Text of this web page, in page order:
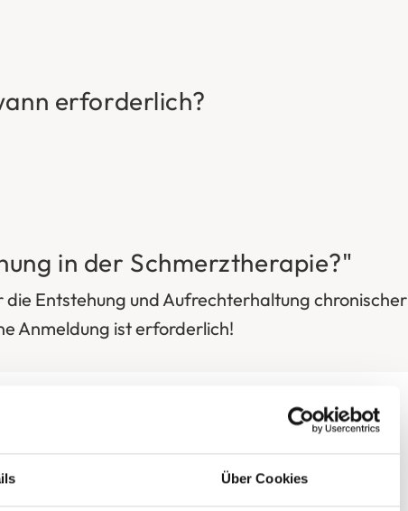
Über Cookies
erforderlich?
in der Schmerztherapie?"
Entstehung und Aufrechterhaltung chronischer
Anmeldung ist erforderlich!